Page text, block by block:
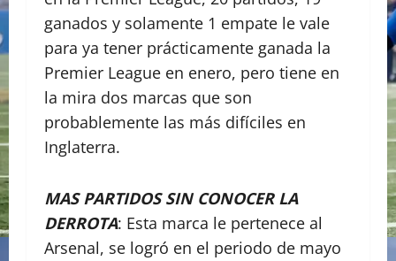
ganados y solamente 1 empate le vale
para ya tener prácticamente ganada la
Premier League en enero, pero tiene en
la mira dos marcas que son
probablemente las más difíciles en
Inglaterra.
MAS PARTIDOS SIN CONOCER LA
DERROTA: Esta marca le pertenece al
Arsenal, se logró en el periodo de mayo